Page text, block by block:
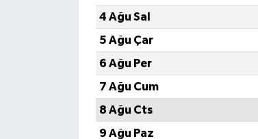
4 Ağu Sal
5 Ağu Çar
6 Ağu Per
7 Ağu Cum
8 Ağu Cts
9 Ağu Paz